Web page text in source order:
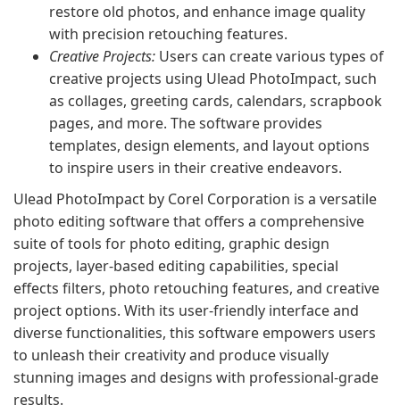
restore old photos, and enhance image quality
with precision retouching features.
Creative Projects: Users can create various types of
creative projects using Ulead PhotoImpact, such
as collages, greeting cards, calendars, scrapbook
pages, and more. The software provides
templates, design elements, and layout options
to inspire users in their creative endeavors.
Ulead PhotoImpact by Corel Corporation is a versatile
photo editing software that offers a comprehensive
suite of tools for photo editing, graphic design
projects, layer-based editing capabilities, special
effects filters, photo retouching features, and creative
project options. With its user-friendly interface and
diverse functionalities, this software empowers users
to unleash their creativity and produce visually
stunning images and designs with professional-grade
results.